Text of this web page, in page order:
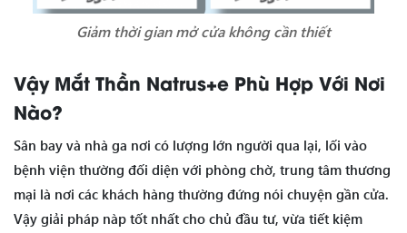
Giảm thời gian mở cửa không cần thiết
Vậy Mắt Thần Natrus+e Phù Hợp Với Nơi
Nào?
Sân bay và nhà ga nơi có lượng lớn người qua lại, lối vào
bệnh viện thường đối diện với phòng chờ, trung tâm thương
mại là nơi các khách hàng thường đứng nói chuyện gần cửa.
Vậy giải pháp nàp tốt nhất cho chủ đầu tư, vừa tiết kiệm